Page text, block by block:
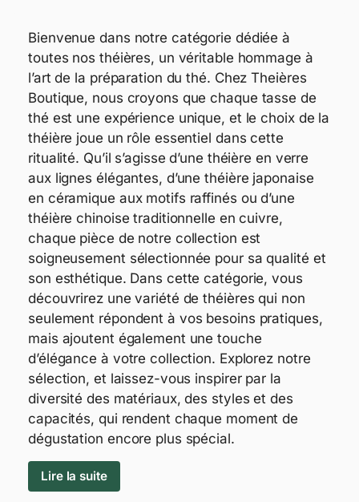
Bienvenue dans notre catégorie dédiée à
toutes nos théières, un véritable hommage à
l’art de la préparation du thé. Chez Theières
Boutique, nous croyons que chaque tasse de
thé est une expérience unique, et le choix de la
théière joue un rôle essentiel dans cette
ritualité. Qu’il s’agisse d’une théière en verre
aux lignes élégantes, d’une théière japonaise
en céramique aux motifs raffinés ou d’une
théière chinoise traditionnelle en cuivre,
chaque pièce de notre collection est
soigneusement sélectionnée pour sa qualité et
son esthétique. Dans cette catégorie, vous
découvrirez une variété de théières qui non
seulement répondent à vos besoins pratiques,
mais ajoutent également une touche
d’élégance à votre collection. Explorez notre
sélection, et laissez-vous inspirer par la
diversité des matériaux, des styles et des
capacités, qui rendent chaque moment de
dégustation encore plus spécial.
Lire la suite